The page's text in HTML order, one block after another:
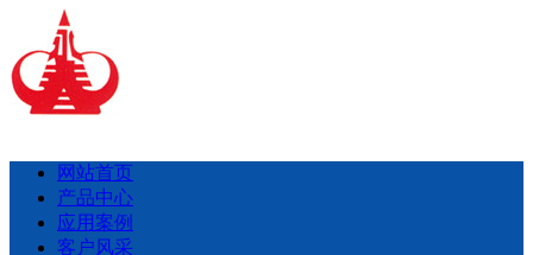
网站首页
产品中心
应用案例
客户风采